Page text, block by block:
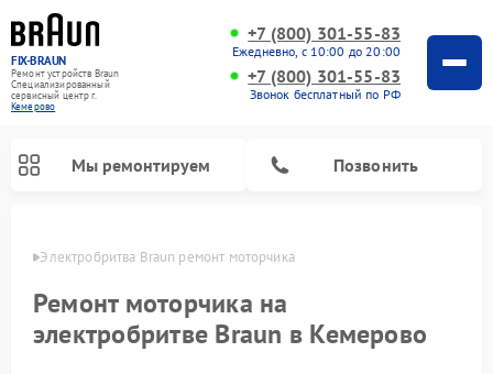
FIX-BRAUN
Ремонт устройств Braun
Специализированный
cервисный центр г.
Кемерово
+7 (800) 301-55-83
Ежедневно, с 10:00 до 20:00
+7 (800) 301-55-83
Звонок бесплатный по РФ
Мы ремонтируем Позвонить
Электробритва Braun ремонт моторчика
Ремонт моторчика на
электробритве Braun в Кемерово